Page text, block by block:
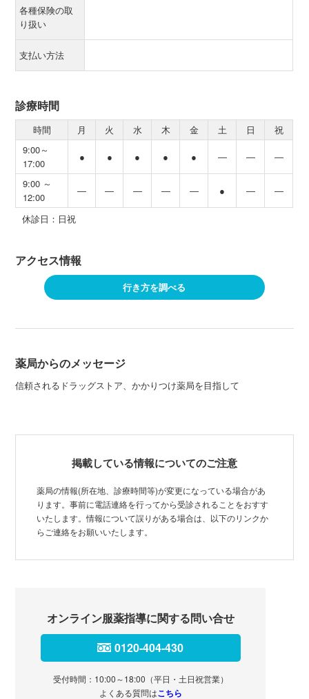
各種保険の取
り扱い
支払い方法
診療時間
時間 月 火 水 木 金 土 日
祝
9:00～
17:00
● ● ● ● ● ― ― ―
9:00 ～
12:00
― ― ― ― ― ● ― ―
休診日：日祝
アクセス情報
行き方を調べる
薬局からのメッセージ
信頼されるドラッグストア、かかりつけ薬局を目指して
掲載している情報についてのご注意
薬局の情報(所在地、診療時間等)が変更になっている場合があ
ります。事前に電話連絡を行ってから受診されることをおすす
いたします。情報について誤りがある場合は、以下のリンクか
らご連絡をお願いいたします。
オンライン服薬指導に関する問い合せ
0120-404-430
受付時間：10:00～18:00（平日・土日祝営業）
よくある質問はこちら